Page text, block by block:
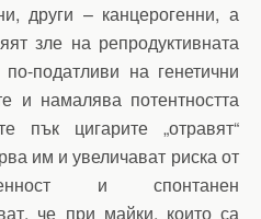
други – канцерогенни, а
зле на репродуктивната
податливи на генетични
и намалява потентността
цигарите „отравят“
им и увеличават риска от
и спонтанен
че при майки, които са